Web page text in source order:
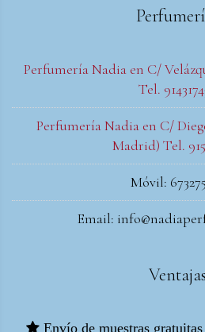
Perfumería Nadia en C/
Tel.
Perfumería Nadia en C/
Madrid) Tel.
Móvil:
Email:
Ventajas
Envío de muestras gratuitas